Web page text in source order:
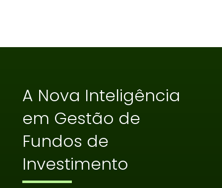
A Nova Inteligência
em Gestão de
Fundos de
Investimento